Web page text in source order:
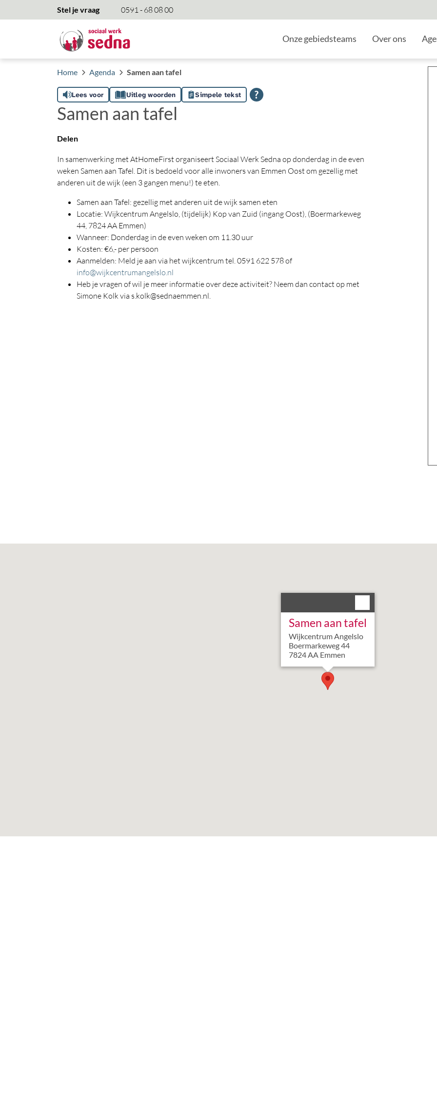
Stel je vraag 0591 - 68 08 00
HomeOnze gebiedsteams Over ons
Home Agenda Samen aan tafel
Lees voor Uitleg woorden Simpele tekst
Samen aan tafel
Delen
In samenwerking met AtHomeFirst organiseert Sociaal Werk Sedna op donderdag in de even
weken Samen aan Tafel. Dit is bedoeld voor alle inwoners van Emmen Oost om gezellig met
anderen uit de wijk (een 3 gangen menu!) te eten.
Samen aan Tafel: gezellig met anderen uit de wijk samen eten
Locatie: Wijkcentrum Angelslo, (tijdelijk) Kop van Zuid (ingang Oost), (Boermarkeweg
44, 7824 AA Emmen)
Wanneer: Donderdag in de even weken om 11.30 uur
Kosten: €6,- per persoon
Aanmelden: Meld je aan via het wijkcentrum tel. 0591 622 578 of
info@wijkcentrumangelslo.nl
Heb je vragen of wil je meer informatie over deze activiteit? Neem dan contact op met
Simone Kolk via s.kolk@sednaemmen.nl.
Samen aan tafel
Wijkcentrum Angelslo
Boermarkeweg44
7824 AA Emmen